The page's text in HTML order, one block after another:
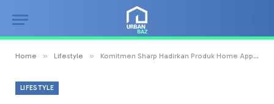
Home » Lifestyle » Komitmen Sharp Hadirkan Produk Home Appliances Berbuah Awards
LIFESTYLE